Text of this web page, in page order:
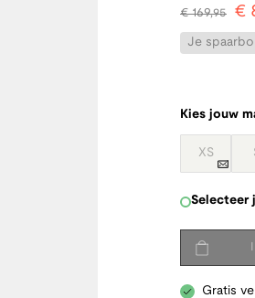
€169,95 €
Je
Kies jouw
XS
Selecteer
Gratis